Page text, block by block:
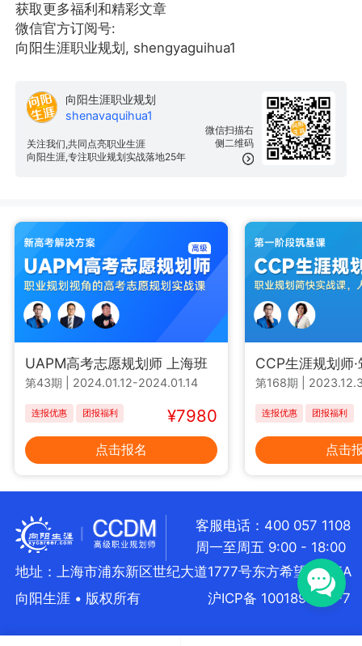
获取更多福利和精彩文章
微信官方订阅号:
向阳生涯职业规划, shengyaguihua1
微信扫描右
侧二维码
向阳生涯职业规划
shenavaquihua1
关注我们,共同点亮职业生涯
向阳生涯,专注职业规划实战落地25年
UAPM高考志愿规划师 上海班
第43期 2024.01.12-2024.01.14
连报优惠 团报福利 ¥7980
点击报名
CCP生涯规划师
第168期
连报优惠 团报福利
点击
客服电话：400 057 1108
周一至周五 9:00 - 18:00
地址：上海市浦东新区世纪大道1777号东方希望大厦5A
向阳生涯 • 版权所有
沪ICP备 10018957号-7